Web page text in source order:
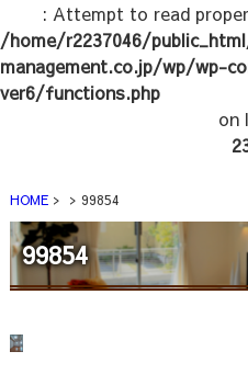
: Attempt to read
/home/r2237046/
management.co.jp/wp/wp-
ver6/functions.php
on
HOME 99854
99854